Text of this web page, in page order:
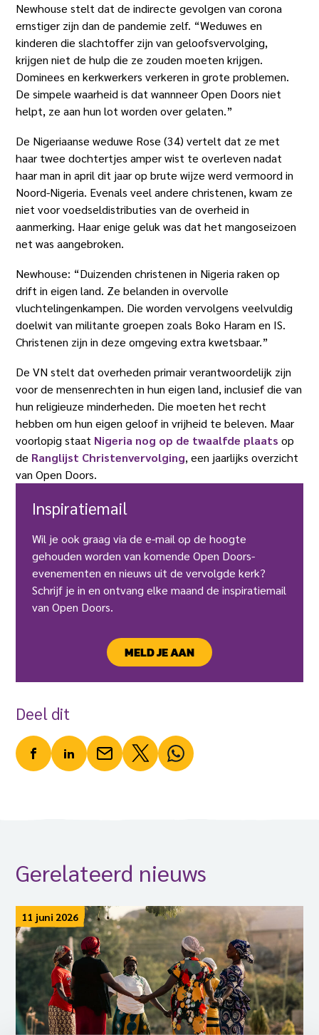
Newhouse stelt dat de indirecte gevolgen van corona
ernstiger zijn dan de pandemie zelf. “Weduwes en
kinderen die slachtoffer zijn van geloofsvervolging,
krijgen niet de hulp die ze zouden moeten krijgen.
Dominees en kerkwerkers verkeren in grote problemen.
De simpele waarheid is dat wannneer Open Doors niet
helpt, ze aan hun lot worden over gelaten.”
De Nigeriaanse weduwe Rose (34) vertelt dat ze met
haar twee dochtertjes amper wist te overleven nadat
haar man in april dit jaar op brute wijze werd vermoord in
Noord-Nigeria. Evenals veel andere christenen, kwam ze
niet voor voedseldistributies van de overheid in
aanmerking. Haar enige geluk was dat het mangoseizoen
net was aangebroken.
Newhouse: “Duizenden christenen in Nigeria raken op
drift in eigen land. Ze belanden in overvolle
vluchtelingenkampen. Die worden vervolgens veelvuldig
doelwit van militante groepen zoals Boko Haram en IS.
Christenen zijn in deze omgeving extra kwetsbaar.”
De VN stelt dat overheden primair verantwoordelijk zijn
voor de mensenrechten in hun eigen land, inclusief die van
hun religieuze minderheden. Die moeten het recht
hebben om hun eigen geloof in vrijheid te beleven. Maar
voorlopig staat Nigeria nog op de twaalfde plaats op
de Ranglijst Christenvervolging, een jaarlijks overzicht
van Open Doors.
Inspiratiemail
Wil je ook graag via de e-mail op de hoogte
gehouden worden van komende Open Doors-
evenementen en nieuws uit de vervolgde kerk?
Schrijf je in en ontvang elke maand de inspiratiemail
van Open Doors.
MELD JE AAN
Deel dit
Gerelateerd nieuws
11 juni 2026